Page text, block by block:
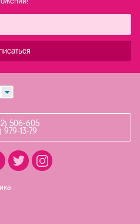
506-605
979-13-79